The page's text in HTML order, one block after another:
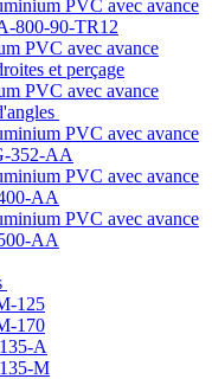
PVC avec avance
800-90-TR12
PVC avec avance
et perçage
PVC avec avance
PVC avec avance
352-AA
PVC avec avance
AA
PVC avec avance
AA
125
170
A
M